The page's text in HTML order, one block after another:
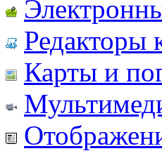
Редакторы
Карты и